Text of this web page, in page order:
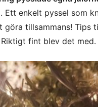
. Ett enkelt pyssel som
göra tillsammans! Tips
fint blev det med.